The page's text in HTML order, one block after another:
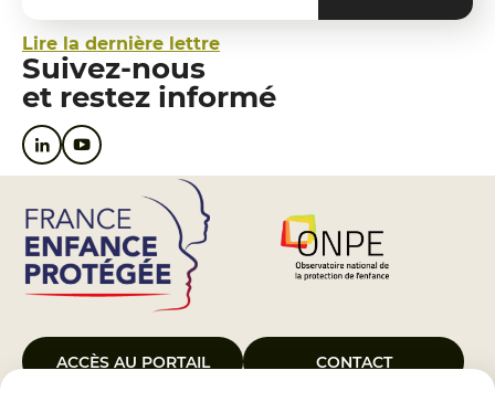
Lire la dernière lettre
Suivez-nous
et restez informé
ACCÈS AU PORTAIL CONTACT